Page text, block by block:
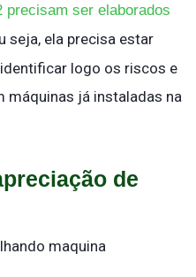
precisam ser elaborados
seja, ela precisa estar
logo os riscos e
máquinas já instaladas na
de